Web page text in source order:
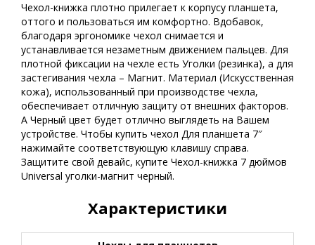
Чехол-книжка плотно прилегает к корпусу планшета,
оттого и пользоваться им комфортно. Вдобавок,
благодаря эргономике чехол снимается и
устанавливается незаметным движением пальцев. Для
плотной фиксации на чехле есть Уголки (резинка), а для
застегивания чехла – Магнит. Материал (Искусственная
кожа), использованный при производстве чехла,
обеспечивает отличную защиту от внешних факторов.
А Черный цвет будет отлично выглядеть на Вашем
устройстве. Чтобы купить чехол Для планшета 7″
нажимайте соответствующую клавишу справа.
Защитите свой девайс, купите Чехол-книжка 7 дюймов
Universal уголки-магнит черный.
Характеристики